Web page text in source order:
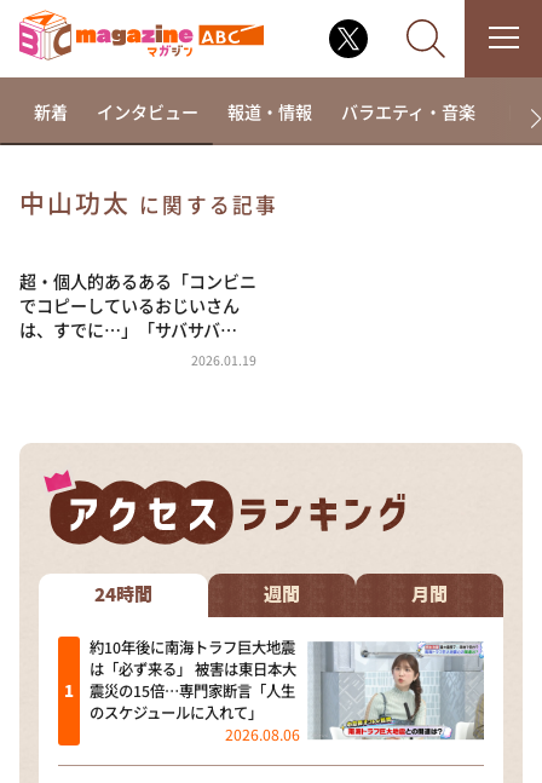
相席食堂
これ余談なんですけど・・・
～人生密着トークバラエティ！～ やすとものいたっ
河合＆A.B.C-Z塚田×福井アナ「なんでやねん！？」
（news おかえり）
DAIGOも台所 ～きょうの献立 何にする？～
本日はダイアンなり！シーズン２
朝だ！生です旅サラダ
教えて！ニュースライブ 正義のミカタ
ＬＩＦＥ～夢のカタチ～
新婚さんいらっしゃい！
新着 インタビュー 報道・情報 バラエティ・音楽 ド
中山功太 に関する記事
超・個人的あるある「コンビニ
でコピーしているおじいさん
は、すでに…」「サバサバ…
2026.01.19
24時間 週間 月間
約10年後に南海トラフ巨大地震
は「必ず来る」 被害は東日本大
震災の15倍…専門家断言「人生
のスケジュールに入れて」
2026.08.06